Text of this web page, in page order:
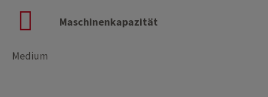
Maschinenkapazität
Medium